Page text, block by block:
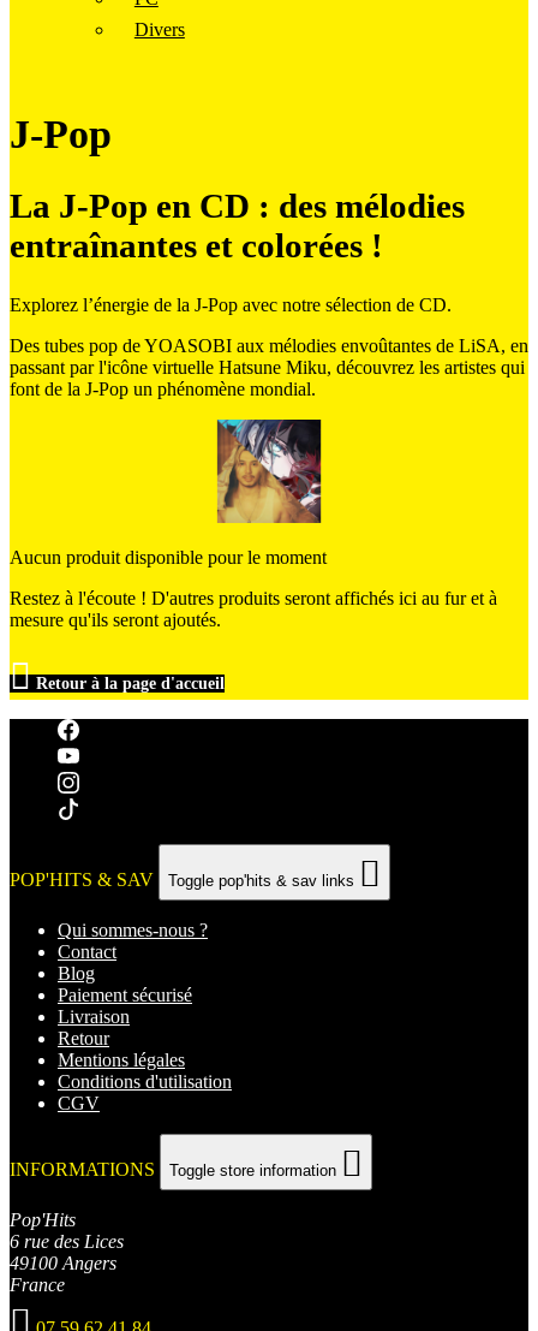
Divers
J-Pop
La J-Pop en CD : des mélodies
entraînantes et colorées !
Explorez l’énergie de la J-Pop avec notre sélection de CD.
Des tubes pop de YOASOBI aux mélodies envoûtantes de LiSA, en
passant par l'icône virtuelle Hatsune Miku, découvrez les artistes qui
font de la J-Pop un phénomène mondial.
Aucun produit disponible pour le moment
Restez à l'écoute ! D'autres produits seront affichés ici au fur et à
mesure qu'ils seront ajoutés.
 Retour à la page d'accueil
POP'HITS & SAV Toggle pop'hits & sav links 
Qui sommes-nous ?
Contact
Blog
Paiement sécurisé
Livraison
Retour
Mentions légales
Conditions d'utilisation
CGV
INFORMATIONS Toggle store information 
Pop'Hits
6 rue des Lices
49100 Angers
France
